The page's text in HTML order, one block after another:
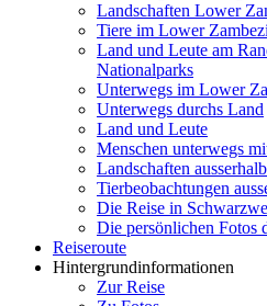
Hintergrundinformationen
Zur Reise
Zu Fotos
Newsblog
Kontakt
© 2019 - 2026 Manfred
Home
Reisebeschreibung
Reiseübersicht
Mongolei
Vietnam -
Wüsten im